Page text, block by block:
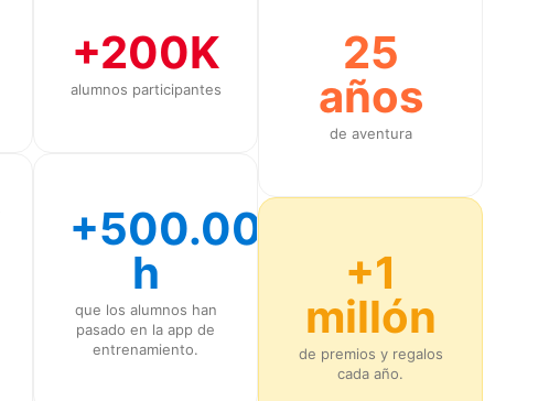
+200K
alumnos participantes
+500.000
h
que los alumnos han
pasado en la app de
entrenamiento.
25
años
de aventura
+1
millón
de premios y regalos
cada año.